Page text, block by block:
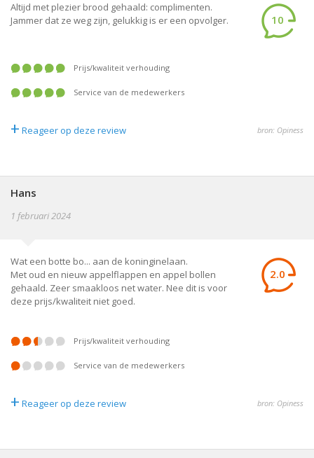
Altijd met plezier brood gehaald: complimenten.
Jammer dat ze weg zijn, gelukkig is er een opvolger.
10
prijs/kwaliteit verhouding
service van de medewerkers
+ Reageer op deze review bron: Opiness
Hans
1 februari 2024
Wat een botte bo... aan de koninginelaan.
Met oud en nieuw appelflappen en appel bollen
gehaald. Zeer smaakloos net water. Nee dit is voor
deze prijs/kwaliteit niet goed.
2.0
prijs/kwaliteit verhouding
service van de medewerkers
+ Reageer op deze review bron: Opiness